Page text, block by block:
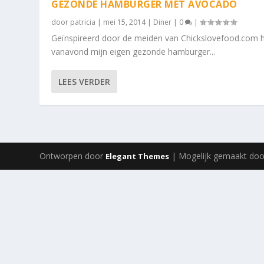
GEZONDE HAMBURGER MET AVOCADO
door patricia | mei 15, 2014| Diner | 0 |
Geïnspireerd door de meiden van Chickslovefood.com
vanavond mijn eigen gezonde hamburger...
LEES VERDER
Ontworpen door Elegant Themes | Mogelijk gemaakt